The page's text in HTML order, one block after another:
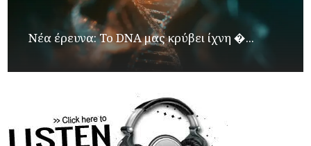
Νέα έρευνα: Το DNA μας κρύβει ίχνη �...